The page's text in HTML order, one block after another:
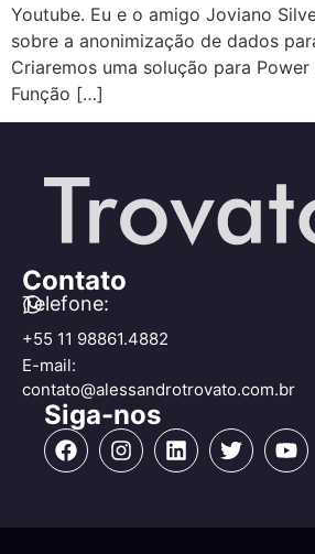
Youtube. Eu e o amigo Joviano
sobre a anonimização de dados
Criaremos uma solução para Power
Função […]
Contato
Telefone:
+55 11 98861.4882
E-mail:
contato@alessandrotrovato.com.br
Siga-nos